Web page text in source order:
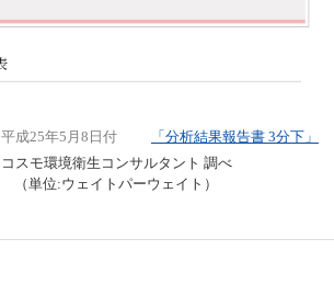
平成25年5月8日付
「分析結果報告書 3分下」
コスモ環境衛生コンサルタント 調べ
（単位:ウェイトパーウェイト）